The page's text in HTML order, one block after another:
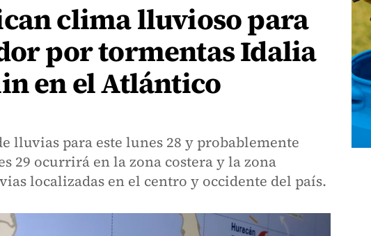
clima lluvioso para
por tormentas Idalia
en el Atlántico
lluvias para este lunes 28 y probablemente
29 ocurrirá en la zona costera y la zona
localizadas en el centro y occidente del país.